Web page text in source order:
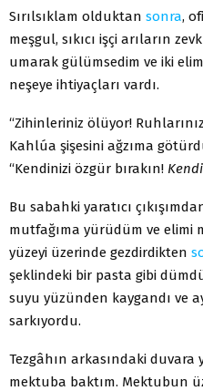
Sırılsıklam olduktan sonra,
meşgul, sıkıcı işçi arıların
umarak gülümsedim ve iki
neşeye ihtiyaçları vardı.
“Zihinleriniz ölüyor!
Kahlúa şişesini ağzıma
“Kendinizi özgür bırakın!
Bu sabahki yaratıcı
mutfağıma yürüdüm ve elimi
yüzeyi üzerinde gezdirdikten
şeklindeki bir pasta gibi
suyu yüzünden kaygandı ve
sarkıyordu.
Tezgâhın arkasındaki duvara
mektuba baktım. Mektubun